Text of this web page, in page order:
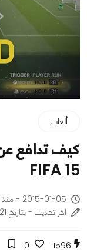
ألعاب
كيف تدافع
FIFA 15
2015-01-05 - منذ 11 سنة
اخر تحديث - بتاريخ 2021-07-25
1596
0